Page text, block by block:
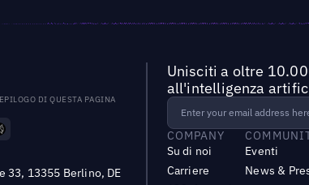
DI QUESTA PAGINA
33, 13355 Berlino, DE
Unisciti a oltre
all'intelligenza
COMPANY
Su di noi
Carriere
Eventi
News &